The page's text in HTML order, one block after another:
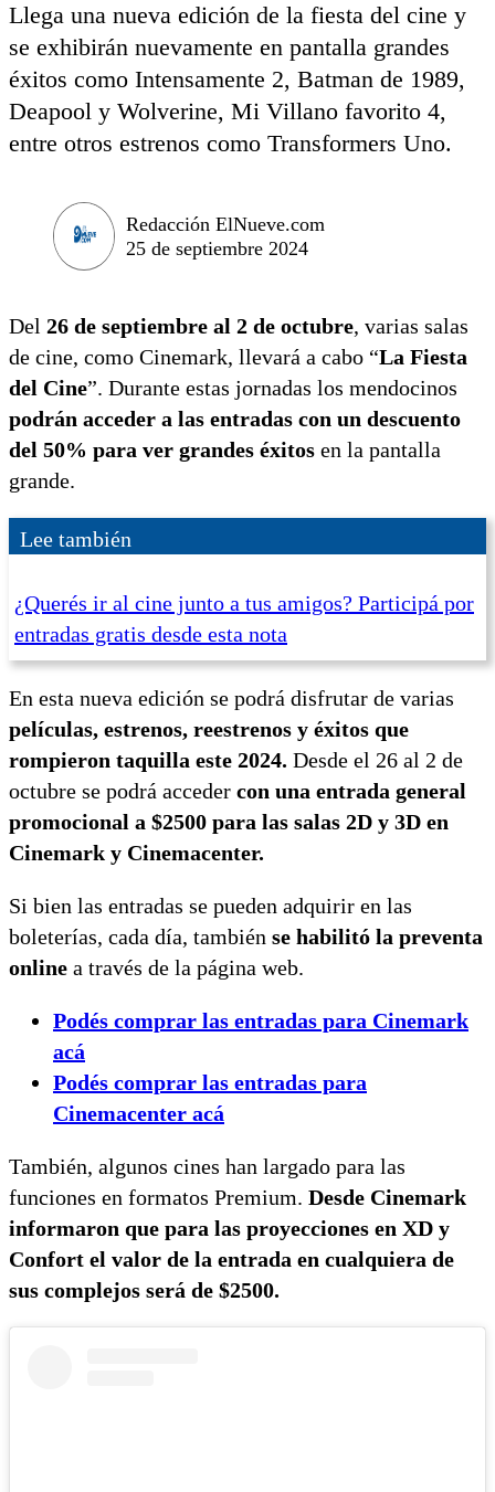
Llega una nueva edición de la fiesta del cine y
se exhibirán nuevamente en pantalla grandes
éxitos como Intensamente 2, Batman de 1989,
Deapool y Wolverine, Mi Villano favorito 4,
entre otros estrenos como Transformers Uno.
Redacción ElNueve.com
25 de septiembre 2024
Del 26 de septiembre al 2 de octubre, varias salas
de cine, como Cinemark, llevará a cabo “La Fiesta
del Cine”. Durante estas jornadas los mendocinos
podrán acceder a las entradas con un descuento
del 50% para ver grandes éxitos en la pantalla
grande.
Lee también
¿Querés ir al cine junto a tus amigos? Participá por
entradas gratis desde esta nota
En esta nueva edición se podrá disfrutar de varias
películas, estrenos, reestrenos y éxitos que
rompieron taquilla este 2024. Desde el 26 al 2 de
octubre se podrá acceder con una entrada general
promocional a $2500 para las salas 2D y 3D en
Cinemark y Cinemacenter.
Si bien las entradas se pueden adquirir en las
boleterías, cada día, también se habilitó la preventa
online a través de la página web.
Podés comprar las entradas para Cinemark
acá
Podés comprar las entradas para
Cinemacenter acá
También, algunos cines han largado para las
funciones en formatos Premium. Desde Cinemark
informaron que para las proyecciones en XD y
Confort el valor de la entrada en cualquiera de
sus complejos será de $2500.